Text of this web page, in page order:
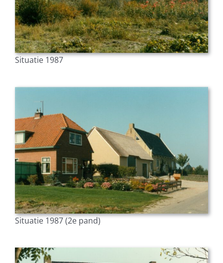
Situatie 1987
Situatie 1987 (2e pand)